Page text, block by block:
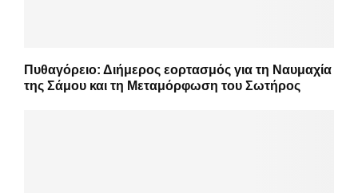
Πυθαγόρειο: Διήμερος εορτασμός για τη Ναυμαχία
της Σάμου και τη Μεταμόρφωση του Σωτήρος